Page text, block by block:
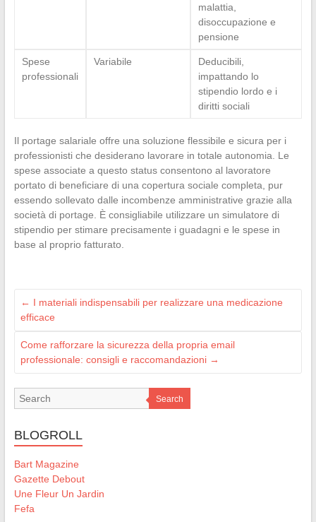
malattia,
disoccupazione e
pensione
Spese
professionali
Variabile
Deducibili,
impattando lo
stipendio lordo e i
diritti sociali
Il portage salariale offre una soluzione flessibile e sicura per i
professionisti che desiderano lavorare in totale autonomia. Le
spese associate a questo status consentono al lavoratore
portato di beneficiare di una copertura sociale completa, pur
essendo sollevato dalle incombenze amministrative grazie alla
società di portage. È consigliabile utilizzare un simulatore di
stipendio per stimare precisamente i guadagni e le spese in
base al proprio fatturato.
← I materiali indispensabili per realizzare una medicazione
efficace
Come rafforzare la sicurezza della propria email
professionale: consigli e raccomandazioni →
Search
BLOGROLL
Bart Magazine
Gazette Debout
Une Fleur Un Jardin
Fefa